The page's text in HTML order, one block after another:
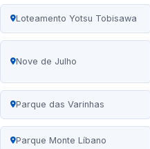
Loteamento Yotsu Tobisawa
Nove de Julho
Parque das Varinhas
Parque Monte Líbano